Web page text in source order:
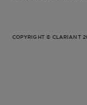
COPYRIGHT © CLARIANT